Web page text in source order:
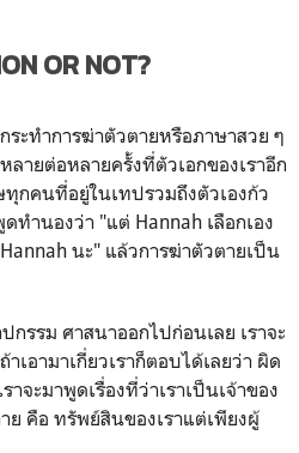
OR NOT?
ระทำการฆ่าตัวตายหรือภาษาสวย ๆ
ายต่อหลายครั้งที่ตัวเอกของเราอีก
กคนที่อยู่ในเทปรวมถึงตัวเองก้ว
ทำนองว่า "แต่ Hannah เลือกเอง
นะ" แล้วการฆ่าตัวตายเป็น
รรม ศาสนาออกไปก่อนเลย เราจะ
เอามาเกี่ยวเราก็ตอบได้เลยว่า ผิด
จะมาพูดเรื่องที่ว่าเราเป็นเจ้าของ
าย คือ ทรัพย์สินของเราแต่เพียงผู้